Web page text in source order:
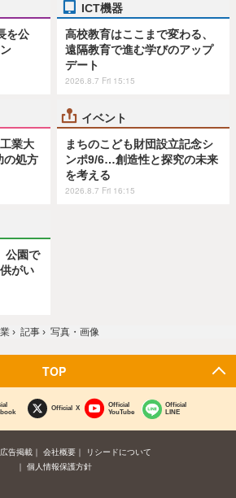
を公
ICT機器
高校教育はここまで変わる、
遠隔教育で進む学びのアップ
デート
2026.8.7 Fri 15:15
業大
の処方
イベント
まちのこども財団設立記念シ
ンポ9/6…創造性と探究の未来
を考える
2026.8.7 Fri 16:15
公園で
がい
› 記事 › 写真・画像
TOP
Official X
Official
YouTube
Official
LINE
広告掲載 会社概要
リシードについて
個人情報保護方針